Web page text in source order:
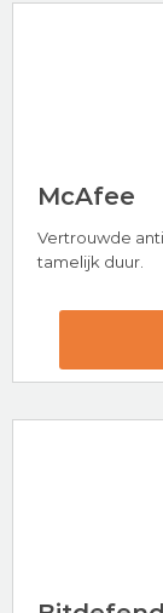
Hoogtepunten
30 dagen-
PC Protect
McAfee
Vertrouwde
tamelijk duur.